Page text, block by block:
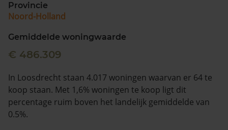
088 220 4200
Maandag t/m vrijdag - 08:00 -18:00
Provincie
Noord-Holland
Gemiddelde woningwaarde
€ 486.309
In Loosdrecht staan 4.017 woningen waarvan er 64 te
koop staan. Met 1,6% woningen te koop ligt dit
percentage ruim boven het landelijk gemiddelde van
0.5%.